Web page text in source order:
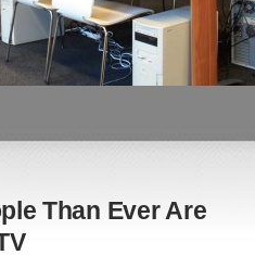
Than Ever Are